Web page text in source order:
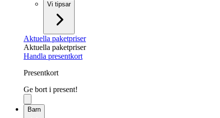
Vi tipsar
Aktuella paketpriser
Aktuella paketpriser
Handla presentkort
Presentkort
Ge bort i present!
Barn